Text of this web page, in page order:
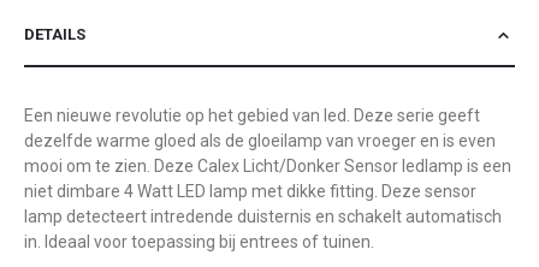
DETAILS
Een nieuwe revolutie op het gebied van led. Deze serie geeft
dezelfde warme gloed als de gloeilamp van vroeger en is even
mooi om te zien. Deze Calex Licht/Donker Sensor ledlamp is een
niet dimbare 4 Watt LED lamp met dikke fitting. Deze sensor
lamp detecteert intredende duisternis en schakelt automatisch
in. Ideaal voor toepassing bij entrees of tuinen.